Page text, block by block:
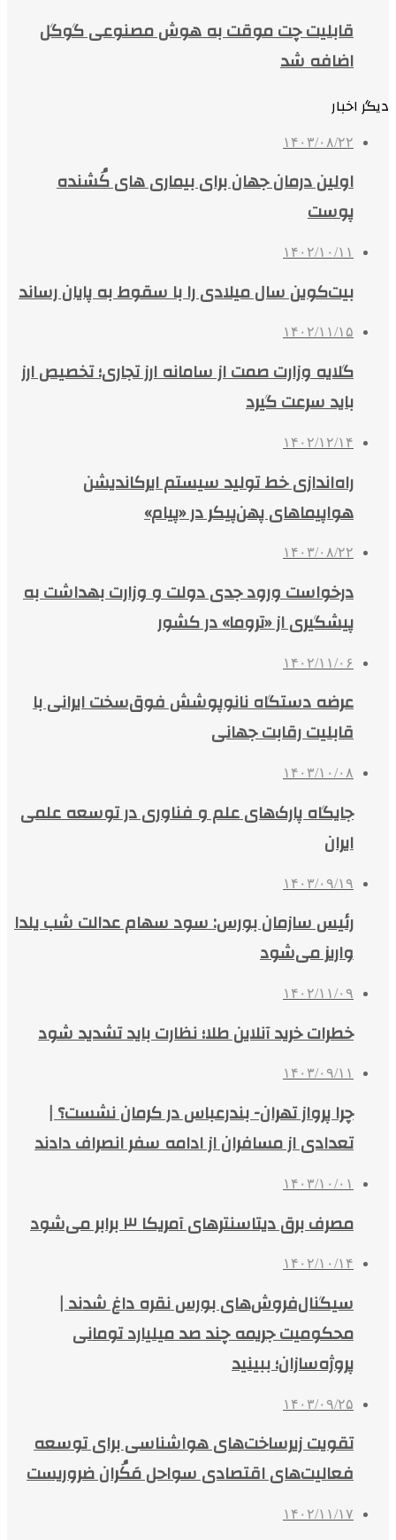
قابلیت چت موقت به هوش مصنوعی گوگل
اضافه شد
دیگر اخبار
۱۴۰۳/۰۸/۲۲
اولین درمان جهان برای بیماری های کُشنده
پوست
۱۴۰۲/۱۰/۱۱
بیت‌کوین سال میلادی را با سقوط به پایان رساند
۱۴۰۲/۱۱/۱۵
گلایه وزارت صمت از سامانه ارز تجاری؛ تخصیص ارز
باید سرعت گیرد
۱۴۰۲/۱۲/۱۴
راه‌اندازی خط تولید سیستم ایرکاندیشن
هواپیماهای پهن‌پیکر در «پیام»
۱۴۰۳/۰۸/۲۲
درخواست ورود جدی دولت و وزارت بهداشت به
پیشگیری از «تروما» در کشور
۱۴۰۲/۱۱/۰۶
عرضه دستگاه‌ نانوپوشش فوق‌سخت ایرانی با
قابلیت رقابت جهانی
۱۴۰۳/۱۰/۰۸
جایگاه پارک‌های علم و فناوری در توسعه علمی
ایران
۱۴۰۳/۰۹/۱۹
رئیس سازمان بورس: سود سهام عدالت شب یلدا
واریز می‌شود
۱۴۰۲/۱۱/۰۹
خطرات خرید آنلاین طلا؛ نظارت باید تشدید شود
۱۴۰۳/۰۹/۱۱
چرا پرواز تهران- بندرعباس در کرمان نشست؟ |
تعدادی از مسافران از ادامه سفر انصراف دادند
۱۴۰۳/۱۰/۰۱
مصرف برق دیتاسنترهای آمریکا ۳ برابر می‌شود
۱۴۰۲/۱۰/۱۴
سیگنال‌فروش‌های بورس نقره داغ شدند |
محکومیت جریمه چند صد میلیارد تومانی
پروژه‌سازان؛ ببینید
۱۴۰۳/۰۹/۲۵
تقویت زیرساخت‌های هواشناسی برای توسعه
فعالیت‌های اقتصادی سواحل مَکُران ضروریست
۱۴۰۲/۱۱/۱۷